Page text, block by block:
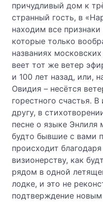
причудливый дом к
странный гость, в
находим все
которые только
названиях
веет тот же ветер
и 100 лет назад, или,
Овидия – несётся
горестного счастья.
другу, в
песне о языке Энлиля
будто бывшие с вами
происходит
визионерству, как
рядом в одной
лодке, и это не
подтверждение